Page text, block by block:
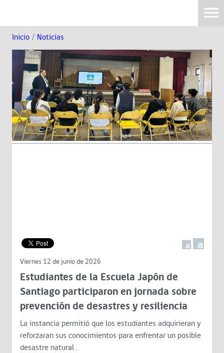
Inicio / Noticias
a a
Viernes 12 de junio de 2026
Estudiantes de la Escuela Japón de
Santiago participaron en jornada sobre
prevención de desastres y resiliencia
La instancia permitió que los estudiantes adquirieran y
reforzaran sus conocimientos para enfrentar un posible
desastre natural .